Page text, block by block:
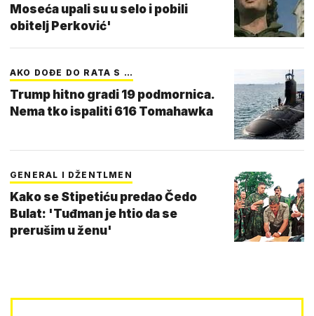
Moseća upali su u selo i pobili
obitelj Perković'
AKO DOĐE DO RATA S …
Trump hitno gradi 19 podmornica.
Nema tko ispaliti 616 Tomahawka
GENERAL I DŽENTLMEN
Kako se Stipetiću predao Čedo
Bulat: 'Tuđman je htio da se
prerušim u ženu'